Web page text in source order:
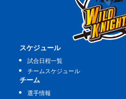
スケジュール
試合日程一覧
チームスケジュール
チーム
選手情報